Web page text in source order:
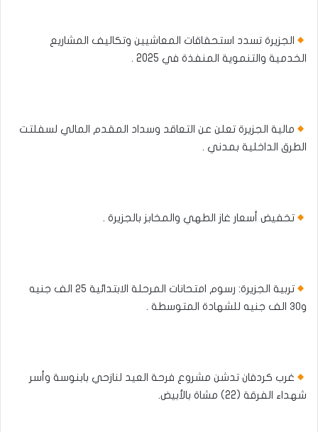
الجزيرة تسدد استحقاقات المعاشيين وتكاليف المشاريع
الخدمية والتنموية المنفذة في 2025 .
مالية الجزيرة تعلن عن التعاقد وسداد المقدم المالي لسفلتت
الطرق الداخلية بمدني .
تخفيض أسعار غاز الطهي والمخابز بالجزيرة .
تربية الجزيرة: رسوم امتحانات المرحلة الابتدائية ٢٥ الف جنيه
و٣٠ الف جنيه للشهادة المتوسطة .
غرب كردفان تدشن مشروع فرحة العيد لنازحي بابنوسة وأسر
شهداء الفرقة (22) مشاة بالأبيض.